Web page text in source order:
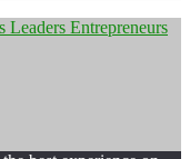
Leaders Entrepreneurs